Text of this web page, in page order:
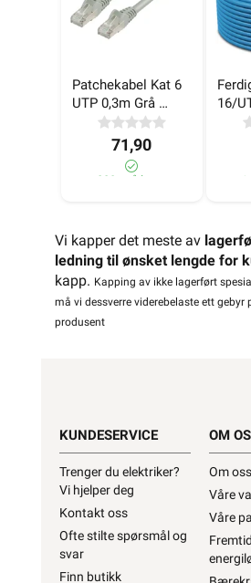
Patchekabel Kat 6
UTP 0,3m Grå
LinkIT
71,90
880+ på lager
16/
6
Vi kapper det meste av
ledning til ønsket lengde for
kapp. Kapping av ikke lagerført
må vi dessverre viderebelaste ett gebyr
produsent
KUNDESERVICE
Trenger du elektriker?
Vi hjelper deg
Kontakt oss
Ofte stilte spørsmål og
svar
Finn butikk
OM
Om oss
Våre
Våre